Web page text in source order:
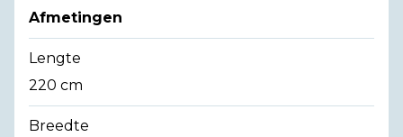
Afmetingen
Lengte
220 cm
Breedte